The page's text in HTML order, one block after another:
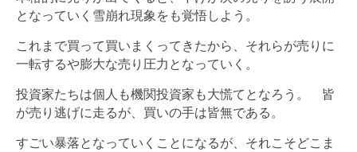
となっていく雪崩れ現象をも覚悟しよう。
これまで買って買いまくってきたから、それらが売りに
一転するや膨大な売り圧力となっていく。
投資家たちは個人も機関投資家も大慌てとなろう。 皆
が売り逃げに走るが、買いの手は皆無である。
すごい暴落となっていくことになるが、それこそどこま